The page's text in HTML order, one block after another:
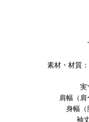
素材・材質
実
肩幅（
身幅（脇
袖丈（肩